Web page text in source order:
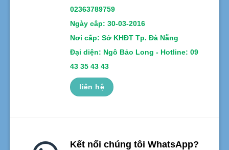
02363789759
Ngày câp: 30-03-2016
Nơi cấp: Sở KHĐT Tp. Đà Nẵng
Đại diện: Ngô Bảo Long - Hotline: 09
43 35 43 43
liên hệ
Kết nối chúng tôi WhatsApp?